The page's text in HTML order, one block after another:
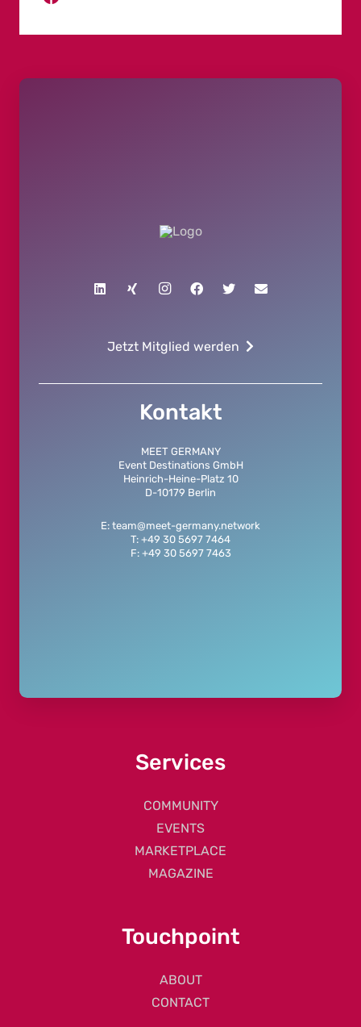
Jetzt Mitglied werden
Kontakt
MEET GERMANY
Event Destinations GmbH
Heinrich-Heine-Platz 10
D-10179 Berlin
E: team@meet-germany.network
T: +49 30 5697 7464
F: +49 30 5697 7463
Services
COMMUNITY
EVENTS
MARKETPLACE
MAGAZINE
Touchpoint
ABOUT
CONTACT